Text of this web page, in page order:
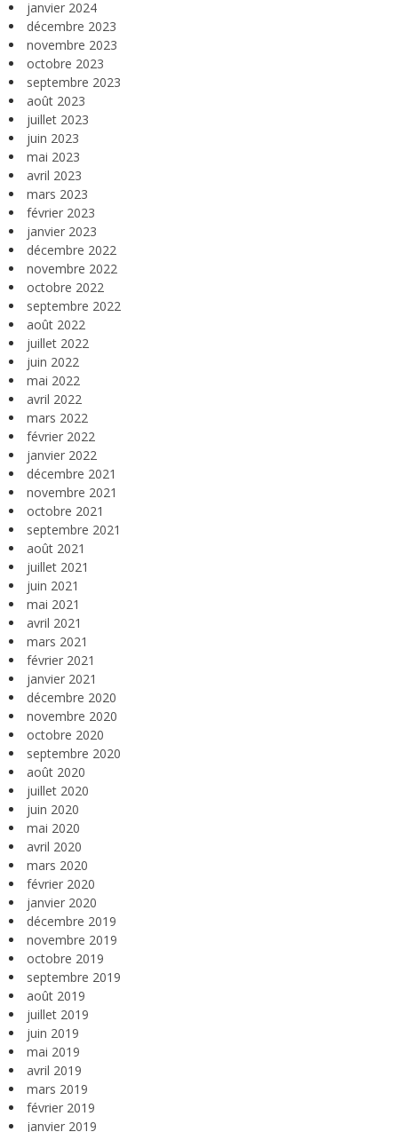
janvier 2024
décembre 2023
novembre 2023
octobre 2023
septembre 2023
août 2023
juillet 2023
juin 2023
mai 2023
avril 2023
mars 2023
février 2023
janvier 2023
décembre 2022
novembre 2022
octobre 2022
septembre 2022
août 2022
juillet 2022
juin 2022
mai 2022
avril 2022
mars 2022
février 2022
janvier 2022
décembre 2021
novembre 2021
octobre 2021
septembre 2021
août 2021
juillet 2021
juin 2021
mai 2021
avril 2021
mars 2021
février 2021
janvier 2021
décembre 2020
novembre 2020
octobre 2020
septembre 2020
août 2020
juillet 2020
juin 2020
mai 2020
avril 2020
mars 2020
février 2020
janvier 2020
décembre 2019
novembre 2019
octobre 2019
septembre 2019
août 2019
juillet 2019
juin 2019
mai 2019
avril 2019
mars 2019
février 2019
janvier 2019